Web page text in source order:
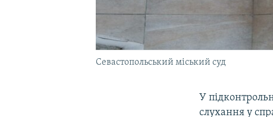
Севастопольський міський суд
У
слухання у